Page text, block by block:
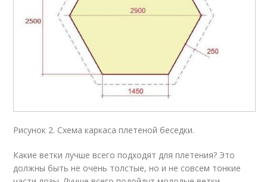
Рисунок 2. Схема каркаса плетеной беседки.
Какие ветки лучше всего подходят для плетения? Это
должны быть не очень толстые, но и не совсем тонкие